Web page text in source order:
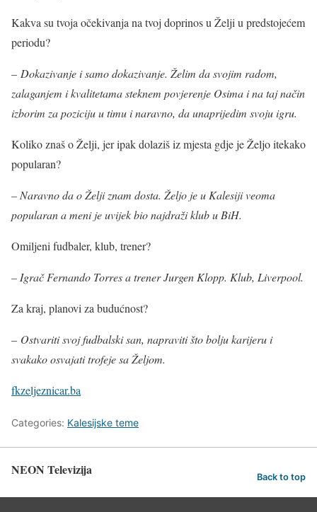
Kakva su tvoja očekivanja na tvoj doprinos u Želji u predstojećem
periodu?
– Dokazivanje i samo dokazivanje. Želim da svojim radom,
zalaganjem i kvalitetama steknem povjerenje Osima i na taj način
izborim za poziciju u timu i naravno, da unaprijedim svoju igru.
Koliko znaš o Želji, jer ipak dolaziš iz mjesta gdje je Željo itekako
popularan?
– Naravno da o Želji znam dosta. Željo je u Kalesiji veoma
popularan a meni je uvijek bio najdraži klub u BiH.
Omiljeni fudbaler, klub, trener?
– Igrač Fernando Torres a trener Jurgen Klopp. Klub, Liverpool.
Za kraj, planovi za budućnost?
– Ostvariti svoj fudbalski san, napraviti što bolju karijeru i
svakako osvajati trofeje sa Željom.
fkzeljeznicar.ba
Categories: Kalesijske teme
NEON Televizija Back to top